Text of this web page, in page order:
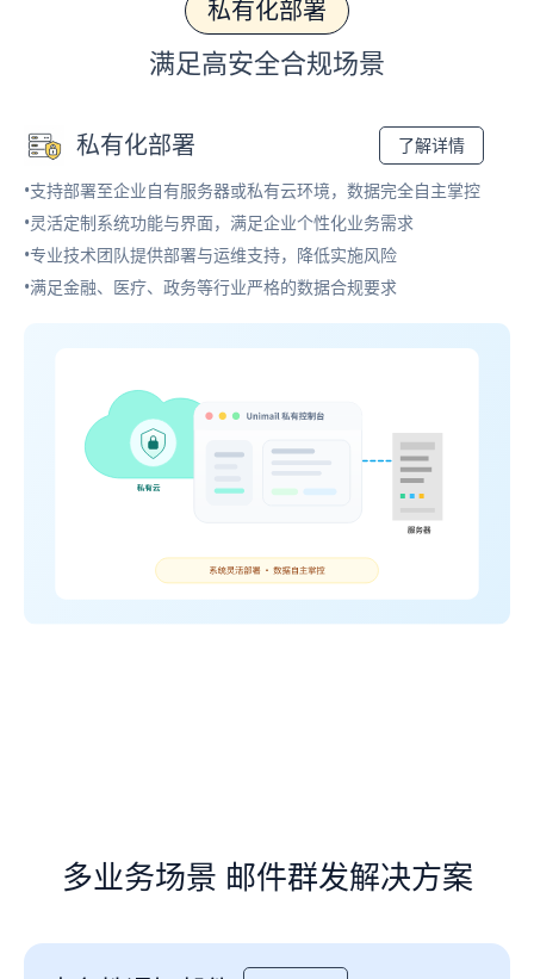
私有化部署
满足高安全合规场景
私有化部署 了解详情
•支持部署至企业自有服务器或私有云环境，数据完全自主掌控
•灵活定制系统功能与界面，满足企业个性化业务需求
•专业技术团队提供部署与运维支持，降低实施风险
•满足金融、医疗、政务等行业严格的数据合规要求
多业务场景 邮件群发解决方案